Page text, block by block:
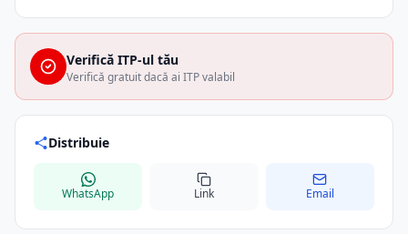
Verifică ITP-ul tău
Verifică gratuit dacă ai ITP valabil
Distribuie
WhatsApp Link Email